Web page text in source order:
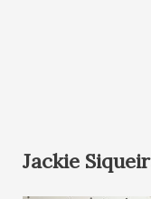
Jackie